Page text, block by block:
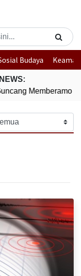
Budaya
Memberamo